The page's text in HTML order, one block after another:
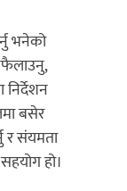
भनेको
बसेर
र संयमता
हो।